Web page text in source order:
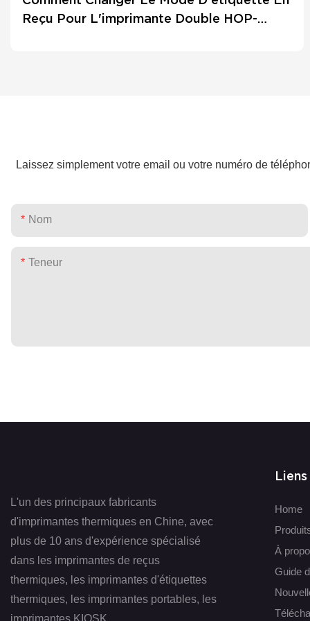
Reçu Pour L'imprimante Double HOP-
Laissez simplement votre email ou votre numéro de
Nom
Teneur
L'un des principaux fabricants
d'imprimantes thermiques en Chine, avec
plus de 10 ans d'expérience spécialisé
dans les imprimantes de reçus
thermiques, les imprimantes d'étiquettes
thermiques, les imprimantes portables, les
imprimantes KIOSK.
Home
À
Guide